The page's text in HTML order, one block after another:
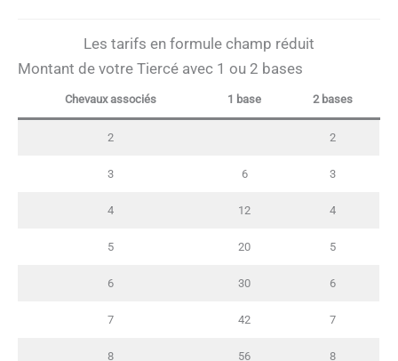
Les tarifs en formule champ réduit
Montant de votre Tiercé avec 1 ou 2 bases
Chevaux associés 1 base 2 bases
2 2
3 6 3
4 12 4
5 20 5
6 30 6
7 42 7
8 56 8